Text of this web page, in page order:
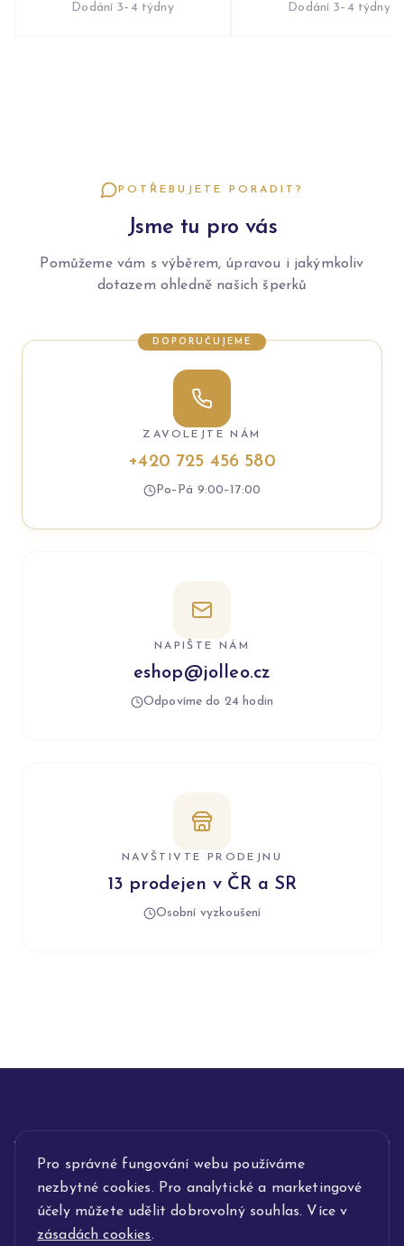
Pro správné fungování webu používáme
nezbytné cookies. Pro analytické a marketingové
účely můžete udělit dobrovolný souhlas. Více v
zásadách cookies.
Dodání 3–4 týdny Dodání 3–4 týdny
POTŘEBUJETE PORADIT?
Jsme tu pro vás
Pomůžeme vám s výběrem, úpravou i jakýmkoliv
dotazem ohledně našich šperků
DOPORUČUJEME
ZAVOLEJTE NÁM
+420 725 456 580
Po–Pá 9:00–17:00
NAPIŠTE NÁM
eshop@jolleo.cz
Odpovíme do 24 hodin
NAVŠTIVTE PRODEJNU
13 prodejen v ČR a SR
Osobní vyzkoušení
INFORMACE
POPIS SLUŽEB